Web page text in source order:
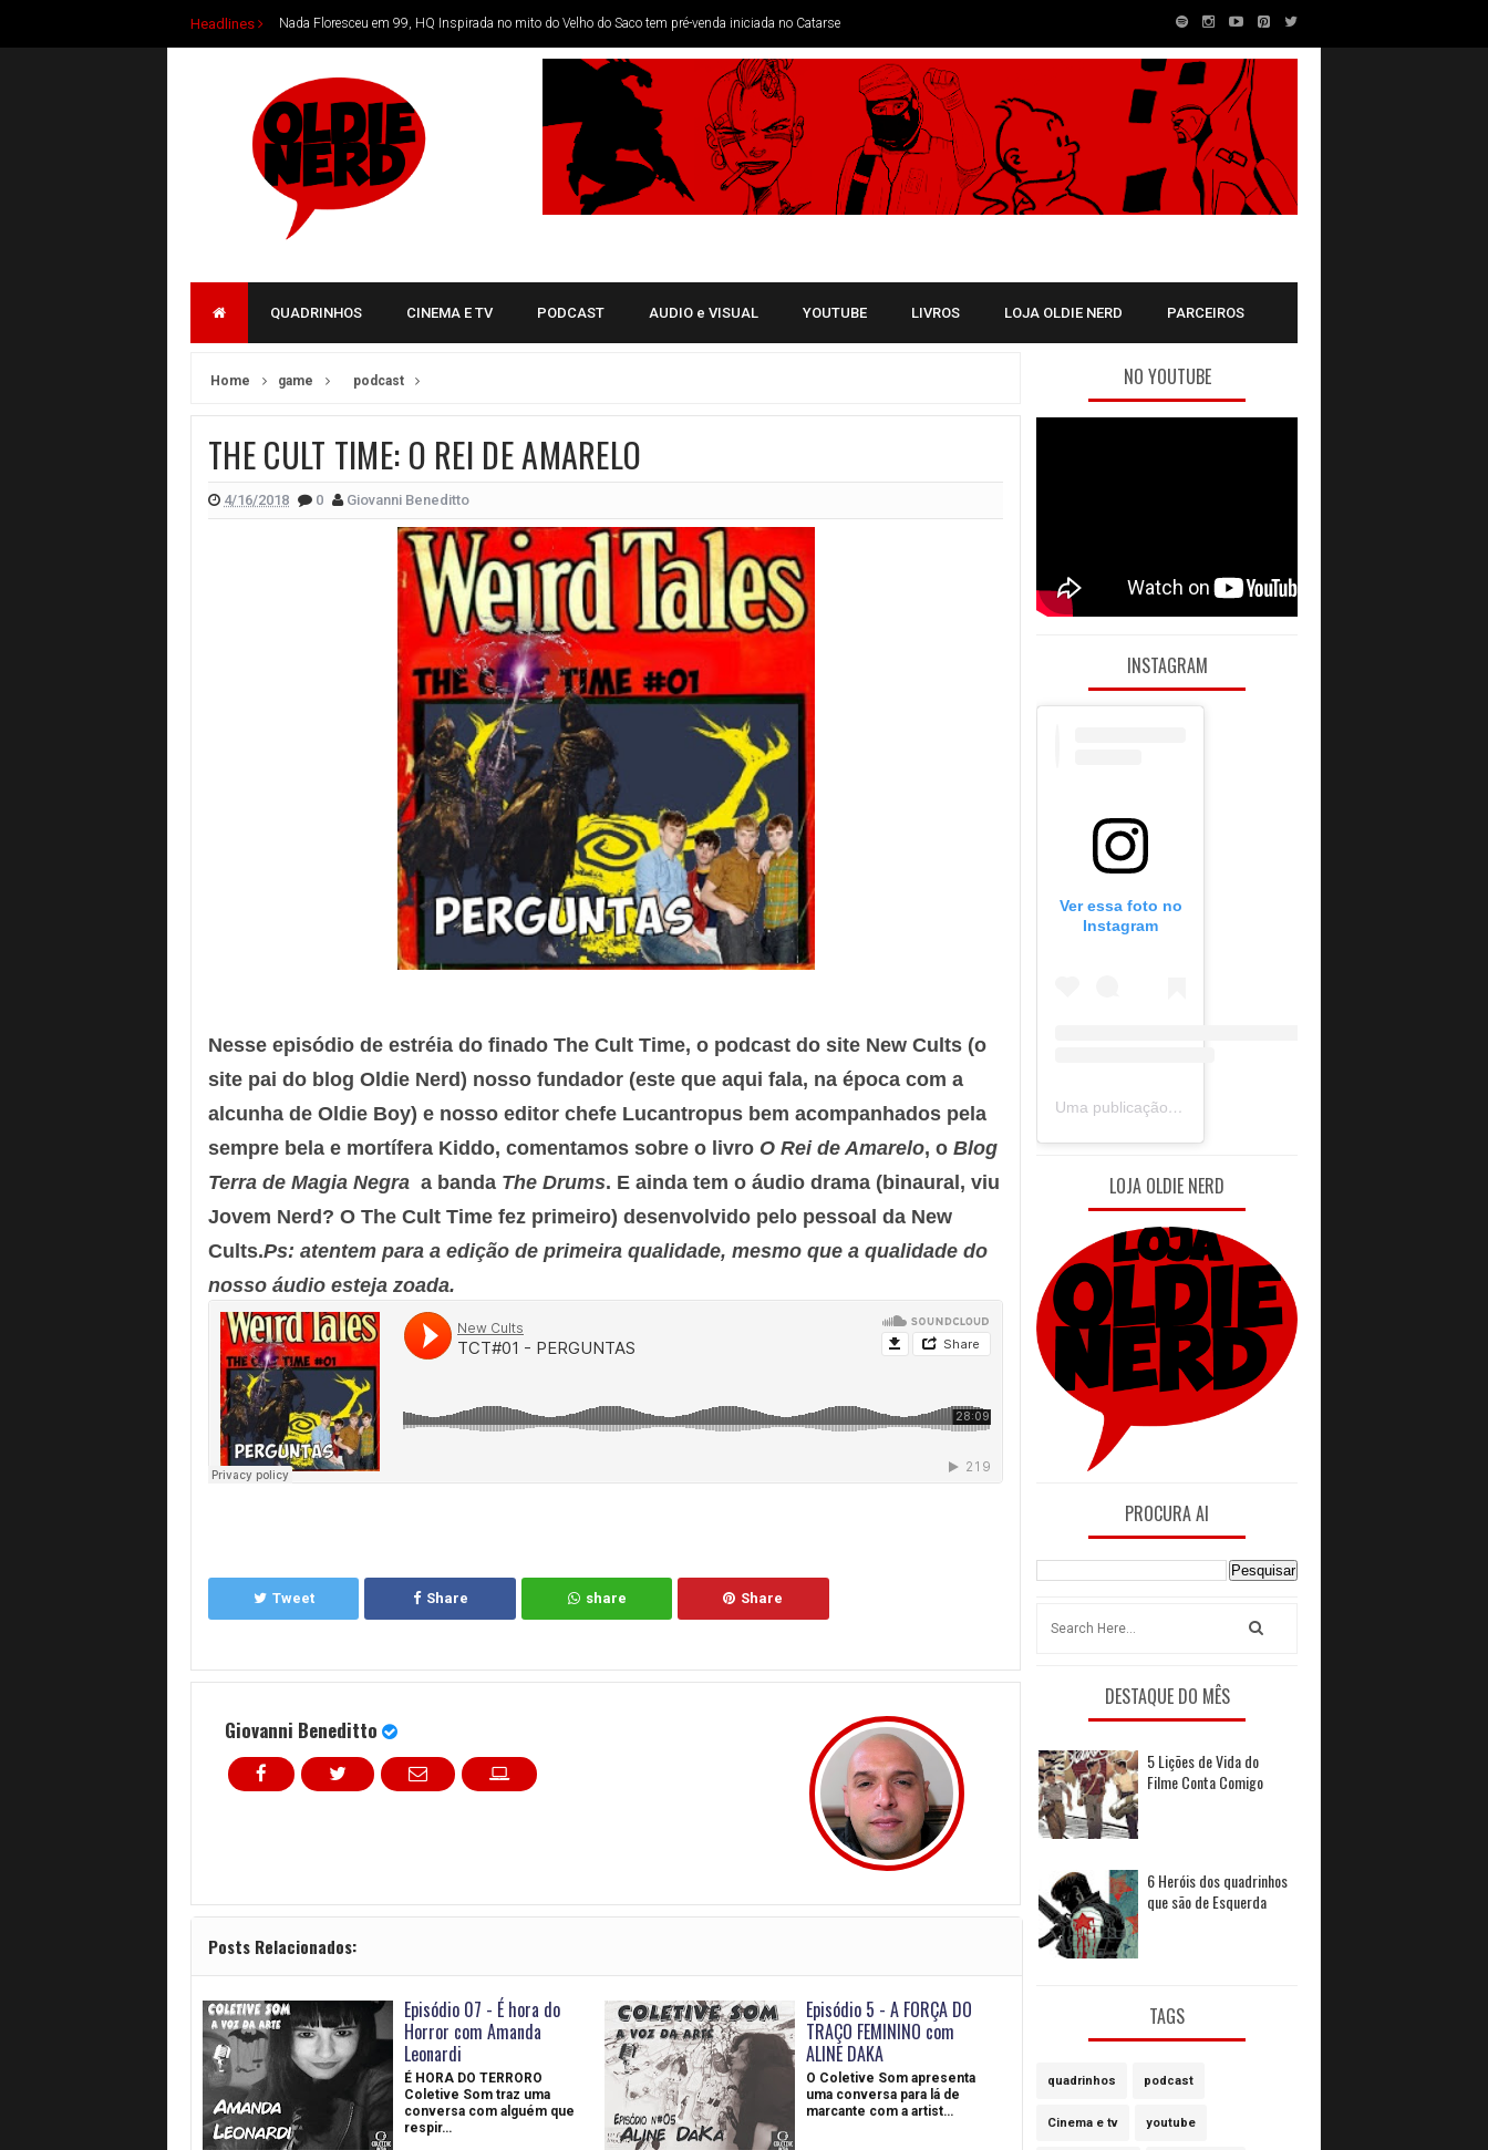
Headlines Nada Floresceu em 99, HQ Inspirada no mito do Velho do Saco tem pré-venda iniciada no Catarse
Oldie Nerd Podcast #004 Someplace Strange de Ann Nocenti e John Bolton
Oldie Nerd Podcast #003 Batman vs Justiceiro
Oldie Nerd Podcast #002 Batman Lua Cheia
Oldie Nerd Podcast #001 Novo Podcast + Tropa Alfa do Byrne + Longshot
Livros nacionais para presentear no Natal
Ulisses Mattos apresenta romance que cruza amadurecimento, poder e ficção científica
Livros para aproveitar as férias de julho
Livros nacionais para ler antes da Bienal Internacional do Livro do Rio de Janeiro
Café com Gibi 90: Piores Séries de 2024
Do Delírio ao Domínio de Warley Rangel
Cabeça na Nuvem de Renan Carvalho
Livros para aproveitar durante as férias
Os Agentes do Caos de Fábio Fernandes
Oldie Nerd Podcast #005 A última história do Quarteto Fantástico
QUADRINHOS CINEMA E TV PODCAST AUDIO e VISUAL YOUTUBE LIVROS LOJA OLDIE NERD PARCEIROS
Home game podcast
THE CULT TIME: O REI DE AMARELO
4/16/2018 0 Giovanni Beneditto
Nesse episódio de estréia do finado The Cult Time, o podcast do site New Cults (o
site pai do blog Oldie Nerd) nosso fundador (este que aqui fala, na época com a
alcunha de Oldie Boy) e nosso editor chefe Lucantropus bem acompanhados pela
sempre bela e mortífera Kiddo, comentamos sobre o livro O Rei de Amarelo, o Blog
Terra de Magia Negra a banda The Drums. E ainda tem o áudio drama (binaural, viu
Jovem Nerd? O The Cult Time fez primeiro) desenvolvido pelo pessoal da New
Cults.Ps: atentem para a edição de primeira qualidade, mesmo que a qualidade do
nosso áudio esteja zoada.
Tweet Share share Share
Giovanni Beneditto
Posts Relacionados:
Episódio 07 - É hora do
Horror com Amanda
Leonardi
É HORA DO TERRORO
Coletive Som traz uma
conversa com alguém que
respir…
Episódio 5 - A FORÇA DO
TRAÇO FEMININO com
ALINE DAKA
O Coletive Som apresenta
uma conversa para lá de
marcante com a artist…
NO YOUTUBE
INSTAGRAM
Ver essa foto no
Instagram
Uma publicação compartilhada por Oldie Nerd (@oldie_nerd)
LOJA OLDIE NERD
PROCURA AI
DESTAQUE DO MÊS
5 Lições de Vida do
Filme Conta Comigo
6 Heróis dos quadrinhos
que são de Esquerda
TAGS
quadrinhos podcast
Cinema e tv youtube